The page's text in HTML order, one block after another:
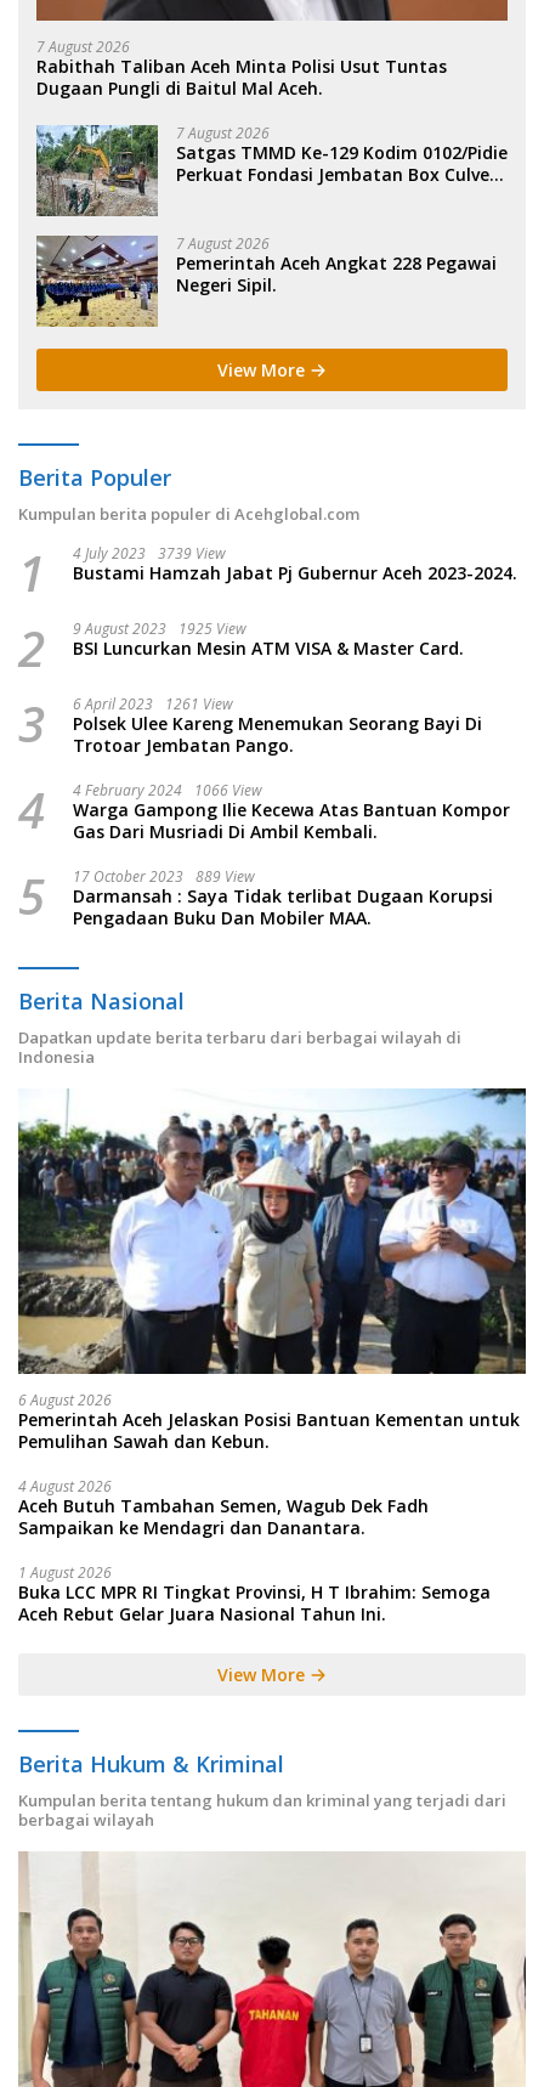
7 August 2026
Rabithah Taliban Aceh Minta Polisi Usut Tuntas
Dugaan Pungli di Baitul Mal Aceh.
7 August 2026
Satgas TMMD Ke-129 Kodim 0102/Pidie
Perkuat Fondasi Jembatan Box Culvert
7 August 2026
Pemerintah Aceh Angkat 228 Pegawai
Negeri Sipil.
View More
Berita Populer
Kumpulan berita populer di Acehglobal.com
1 4 July 2023 3739 View
Bustami Hamzah Jabat Pj Gubernur Aceh 2023-2024.
2 9 August 2023 1925 View
BSI Luncurkan Mesin ATM VISA & Master Card.
3 6 April 2023 1261 View
Polsek Ulee Kareng Menemukan Seorang Bayi Di
Trotoar Jembatan Pango.
4 4 February 2024 1066 View
Warga Gampong Ilie Kecewa Atas Bantuan Kompor
Gas Dari Musriadi Di Ambil Kembali.
5 17 October 2023 889 View
Darmansah : Saya Tidak terlibat Dugaan Korupsi
Pengadaan Buku Dan Mobiler MAA.
Berita Nasional
Dapatkan update berita terbaru dari berbagai wilayah di
Indonesia
6 August 2026
Pemerintah Aceh Jelaskan Posisi Bantuan Kementan untuk
Pemulihan Sawah dan Kebun.
4 August 2026
Aceh Butuh Tambahan Semen, Wagub Dek Fadh
Sampaikan ke Mendagri dan Danantara.
1 August 2026
Buka LCC MPR RI Tingkat Provinsi, H T Ibrahim: Semoga
Aceh Rebut Gelar Juara Nasional Tahun Ini.
View More
Berita Hukum & Kriminal
Kumpulan berita tentang hukum dan kriminal yang terjadi dari
berbagai wilayah